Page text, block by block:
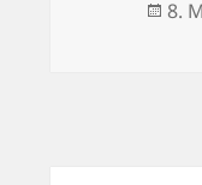
8.